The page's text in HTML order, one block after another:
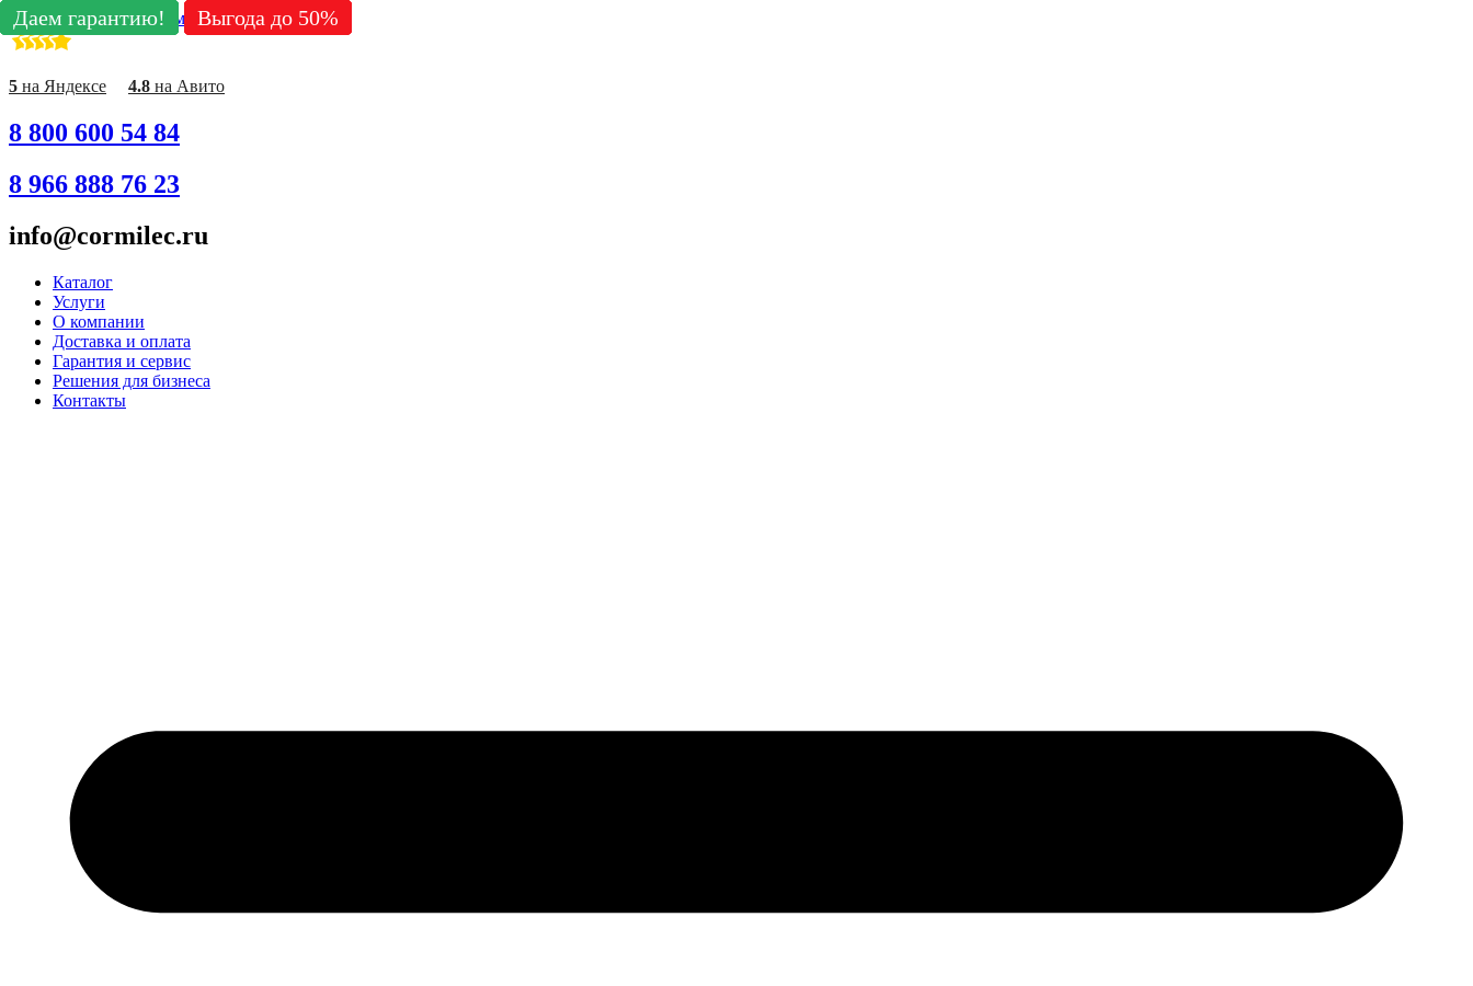
Перейти к содержимому
5 на Яндексе 4.8 на Авито
8 800 600 54 84
8 966 888 76 23
info@cormilec.ru
Каталог
Услуги
О компании
Доставка и оплата
Гарантия и сервис
Решения для бизнеса
Контакты
Даем гарантию! Выгода до 50%
Даем гарантию! Выгода до 50%
Даем гарантию! Выгода до 50%
Даем гарантию! Выгода до 50%
Даем гарантию! Выгода до 50%
Даем гарантию! Выгода до 50%
Даем гарантию! Выгода до 50%
Даем гарантию! Выгода до 50%
Даем гарантию! Выгода до 50%